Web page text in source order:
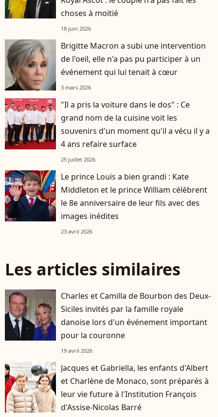
choses à moitié
18 juin 2026
Brigitte Macron a subi une intervention
de l'oeil, elle n'a pas pu participer à un
événement qui lui tenait à cœur
3 mars 2026
"Il a pris la voiture dans le dos" : Ce
grand nom de la cuisine voit les
souvenirs d'un moment qu'il a vécu il y a
4 ans refaire surface
25 juillet 2026
Le prince Louis a bien grandi : Kate
Middleton et le prince William célèbrent
le 8e anniversaire de leur fils avec des
images inédites
23 avril 2026
Les articles similaires
Charles et Camilla de Bourbon des Deux-
Siciles invités par la famille royale
danoise lors d'un événement important
pour la couronne
19 avril 2026
Jacques et Gabriella, les enfants d'Albert
et Charlène de Monaco, sont préparés à
leur vie future à l'Institution François
d'Assise-Nicolas Barré